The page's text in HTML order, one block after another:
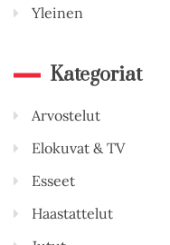
Yleinen
Kategoriat
Arvostelut
Elokuvat & TV
Esseet
Haastattelut